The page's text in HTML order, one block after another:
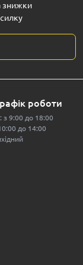
знижки
роботи
з 9:00 до 18:00
до 14:00